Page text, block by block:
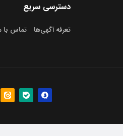
دسترسی سریع
تعرفه آگهی‌ها تماس با